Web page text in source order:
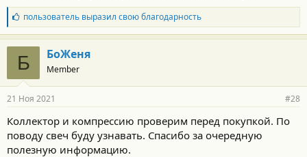
Б
л
а
г
о
д
а
н
с
т
и
пользовательвыразил свою благодарность
Б БоЖеня
Member
21 Ноя 2021 #28
Коллектор и компрессию проверим перед покупкой. По
поводу свеч буду узнавать. Спасибо за очередную
полезную информацию.